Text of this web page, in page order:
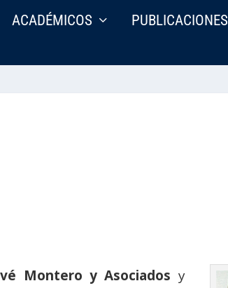
ACADÉMICOS PUBLICACIONES
Montero y Asociados y